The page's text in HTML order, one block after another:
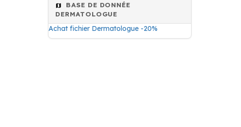
BASE DE DONNÉE
DERMATOLOGUE
Achat fichier Dermatologue -20%